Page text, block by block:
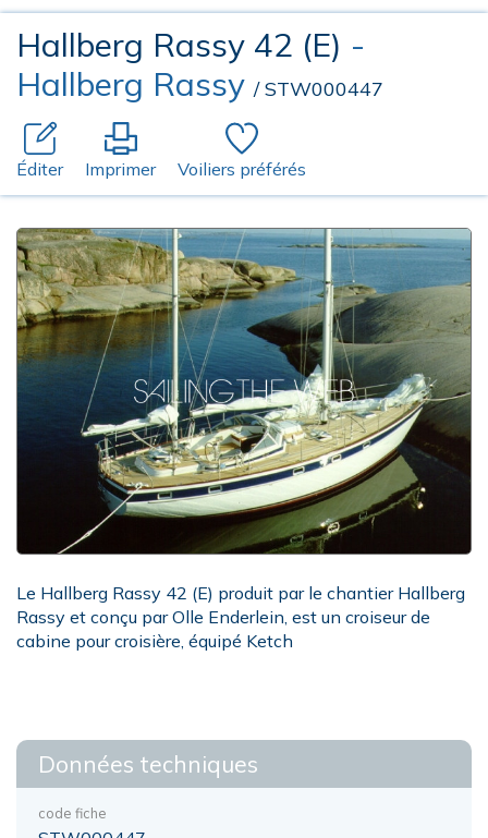
Hallberg Rassy 42 (E) -
Hallberg Rassy / STW000447
Éditer Imprimer Voiliers préférés
Le Hallberg Rassy 42 (E) produit par le chantier Hallberg
Rassy et conçu par Olle Enderlein, est un croiseur de
cabine pour croisière, équipé Ketch
Données techniques
code fiche